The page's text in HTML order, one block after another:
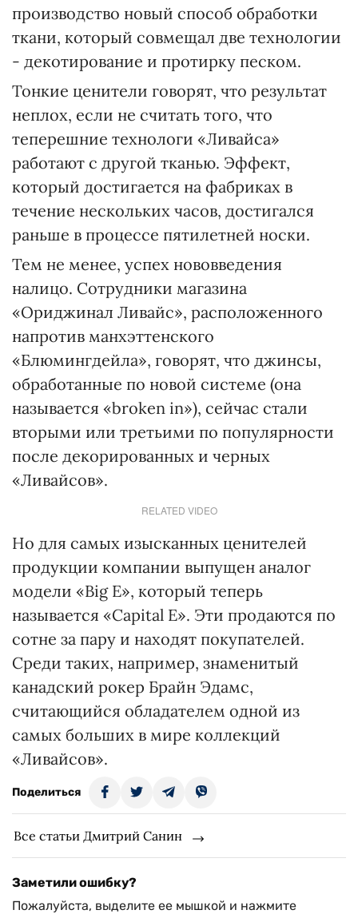
производство новый способ обработки
ткани, который совмещал две технологии
- декотирование и протирку песком.
Тонкие ценители говорят, что результат
неплох, если не считать того, что
теперешние технологи «Ливайса»
работают с другой тканью. Эффект,
который достигается на фабриках в
течение нескольких часов, достигался
раньше в процессе пятилетней носки.
Тем не менее, успех нововведения
налицо. Сотрудники магазина
«Ориджинал Ливайс», расположенного
напротив манхэттенского
«Блюмингдейла», говорят, что джинсы,
обработанные по новой системе (она
называется «broken in»), сейчас стали
вторыми или третьими по популярности
после декорированных и черных
«Ливайсов».
RELATED VIDEO
Но для самых изысканных ценителей
продукции компании выпущен аналог
модели «Big Е», который теперь
называется «Capital Е». Эти продаются по
сотне за пару и находят покупателей.
Среди таких, например, знаменитый
канадский рокер Брайн Эдамс,
считающийся обладателем одной из
самых больших в мире коллекций
«Ливайсов».
Поделиться
Все статьи Дмитрий Санин
Заметили ошибку?
Пожалуйста, выделите ее мышкой и нажмите